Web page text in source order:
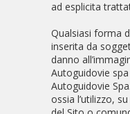
ad esplicita
Qualsiasi forma
inserita da
danno
Autoguidovie
Autoguidovie
ossia l’utilizzo,